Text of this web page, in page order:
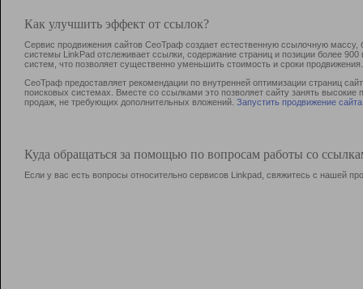
Как улучшить эффект от ссылок?
Сервис продвижения сайтов СеоТраф создает естественную ссылочную
системы LinkPad отслеживает ссылки, содержание страниц и позиции более
систем, что позволяет существенно уменьшить стоимость и сроки продвижения.
СеоТраф предоставляет рекомендации по внутренней оптимизации страниц
поисковых системах. Вместе со ссылками это позволяет сайту занять
продаж, не требующих дополнительных вложений. Запустить продвижение сайта
Куда обращаться за помощью по вопросам работы со
Если у вас есть вопросы относительно сервисов Linkpad, свяжитесь с нашей